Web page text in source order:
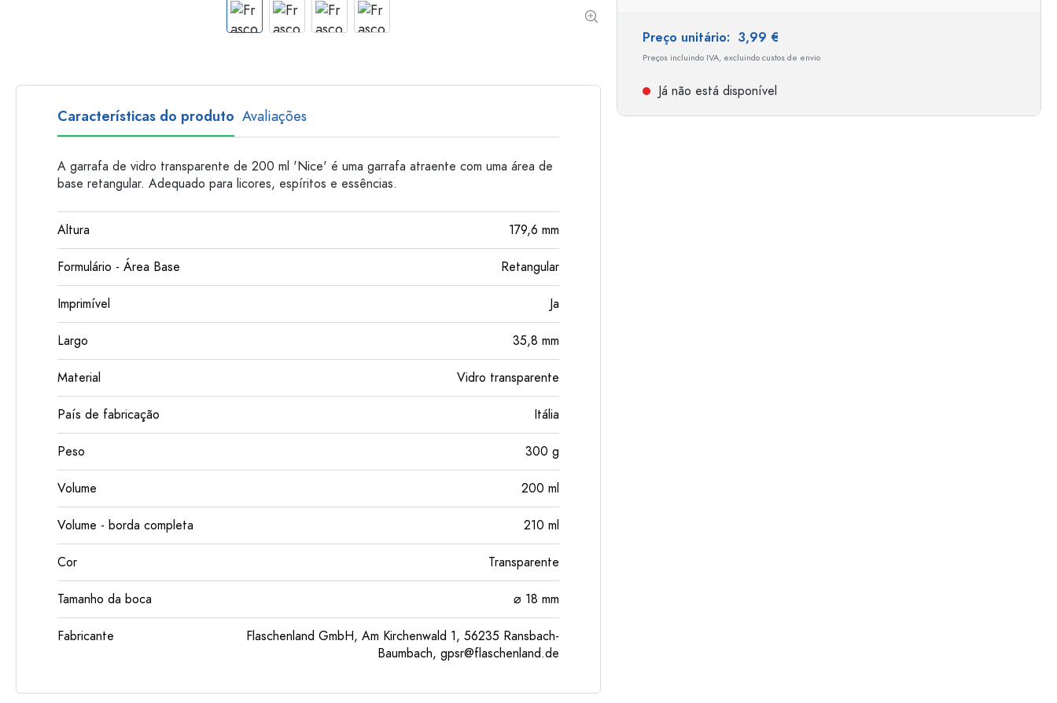
Garrafas de plastico
Preço unitário: 3,99 €
Preços incluindo IVA, excluindo custos de envio
Já não está disponível
Características do produto Avaliações
A garrafa de vidro transparente de 200 ml 'Nice' é uma garrafa atraente com uma área de
base retangular. Adequado para licores, espíritos e essências.
Altura 179,6 mm
Formulário - Área Base Retangular
Imprimível Ja
Largo 35,8 mm
Material Vidro transparente
País de fabricação Itália
Peso 300 g
Volume 200 ml
Volume - borda completa 210 ml
Cor Transparente
Tamanho da boca ⌀ 18 mm
Fabricante
Flaschenland GmbH, Am Kirchenwald 1, 56235 Ransbach-
Baumbach, gpsr@flaschenland.de